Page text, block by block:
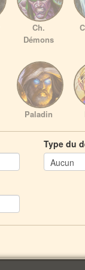
Ch.
Démons
Paladin
Type du